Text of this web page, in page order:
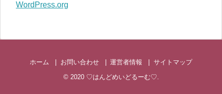
WordPress.org
ホーム お問い合わせ 運営者情報
サイトマップ
© 2020 ♡はんどめいどるーむ♡